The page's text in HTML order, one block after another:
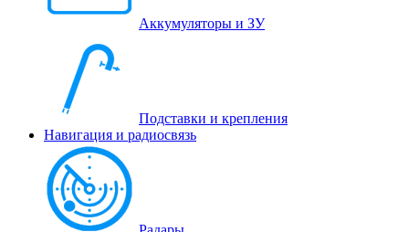
Аккумуляторы и ЗУ
Подставки и крепления
Навигация и радиосвязь